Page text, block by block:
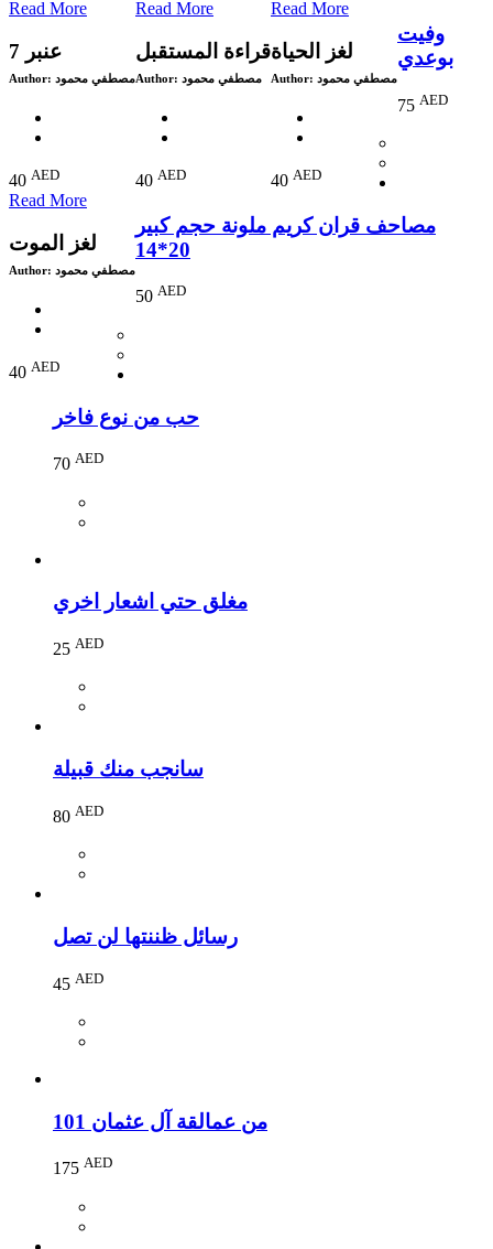
Read More
عنبر 7
Author: مصطفي محمود
40 AED
Read More
قراءة المستقبل
Author: مصطفي محمود
40 AED
Read More
لغز الحياة
Author: مصطفي محمود
40 AED
Read More
لغز الموت
Author: مصطفي محمود
40 AED
وفيت
بوعدي
75 AED
مصاحف قران كريم ملونة حجم كبير
20*14
50 AED
حب من نوع فاخر
70 AED
مغلق حتي اشعار اخري
25 AED
سانجب منك قبيلة
80 AED
رسائل ظننتها لن تصل
45 AED
101 من عمالقة آل عثمان
175 AED